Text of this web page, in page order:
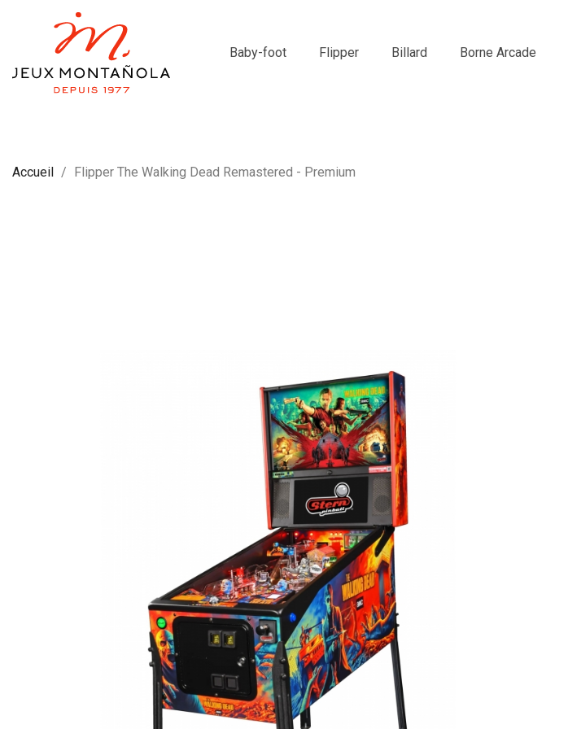
Baby-foot Flipper Billard Borne Arcade
Accueil Flipper The Walking Dead Remastered - Premium